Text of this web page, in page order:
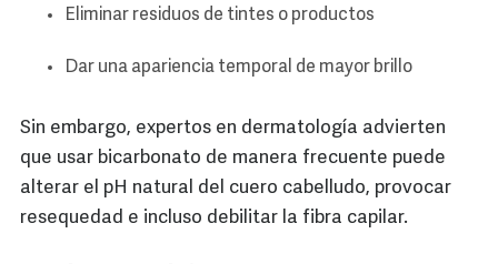
Eliminar residuos de tintes o productos
Dar una apariencia temporal de mayor brillo
Sin embargo, expertos en dermatología advierten
que usar bicarbonato de manera frecuente puede
alterar el pH natural del cuero cabelludo, provocar
resequedad e incluso debilitar la fibra capilar.